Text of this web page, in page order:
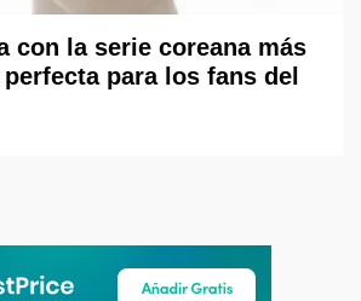
con la serie coreana más
para los fans del